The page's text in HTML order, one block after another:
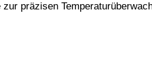
zur präzisen